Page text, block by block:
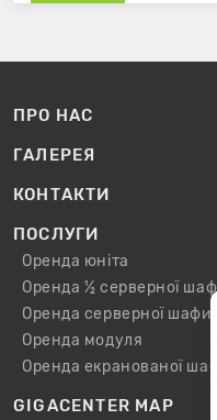
ПРО НАС
ГАЛЕРЕЯ
КОНТАКТИ
ПОСЛУГИ
Оренда юніта
Оренда ½ серверної
Оренда серверної шафи
Оренда модуля
Оренда екранованої
GIGACENTER MAP